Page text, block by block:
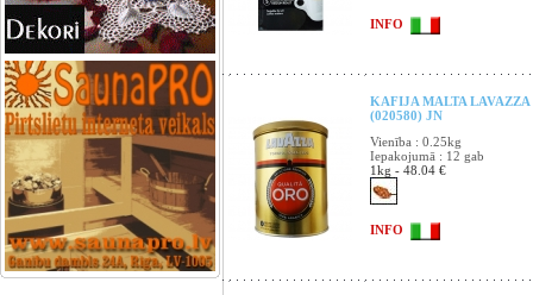
INFO
KAFIJA MALTA
(020580) JN
Vienība : 0.25kg
Iepakojumā : 12 gab
1kg - 48.04 €
INFO